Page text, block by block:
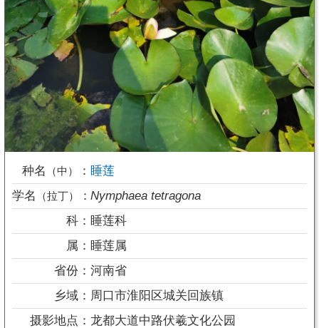
种名 （中） ： 睡莲
学名
（拉丁） ：Nymphaea tetragona
科： 睡莲科
属： 睡莲属
省份： 河南省
乡域： 周口市淮阳区城关回族镇
摄影地点： 龙都大道中路伏羲文化公园